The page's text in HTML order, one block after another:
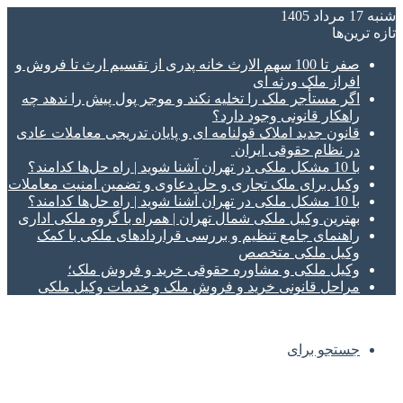
شنبه 17 مرداد 1405
تازه‌ ترین‌ها
صفر تا 100 سهم الارث خانه پدری از تقسیم ارث تا فروش و
افراز ملک ورثه ای
اگر مستأجر ملک را تخلیه نکند و موجر پول پیش را ندهد چه
راهکار قانونی وجود دارد؟
قانون جدید املاک قولنامه ای و پایان تدریجی معاملات عادی
در نظام حقوقی ایران
با 10 مشکل ملکی در تهران آشنا شوید | راه حل‌ها کدامند؟
وکیل برای ملک تجاری و حل دعاوی و تضمین امنیت معاملات
با 10 مشکل ملکی در تهران آشنا شوید | راه حل‌ها کدامند؟
بهترین وکیل ملکی شمال تهران | همراه با گروه ملکی اداری
راهنمای جامع تنظیم و بررسی قراردادهای ملکی با کمک
وکیل ملکی متخصص
وکیل ملکی و مشاوره حقوقی خرید و فروش ملک؛
مراحل قانونی خرید و فروش ملک و خدمات وکیل ملکی
جستجو برای